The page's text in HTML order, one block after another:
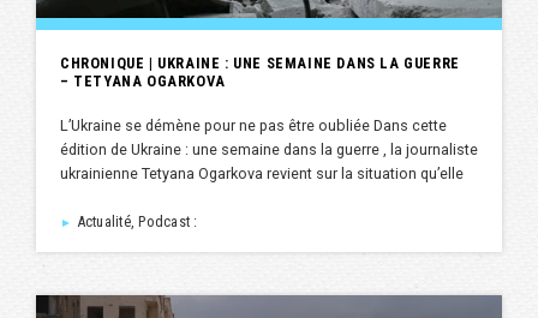
CHRONIQUE | UKRAINE : UNE SEMAINE DANS LA GUERRE
– TETYANA OGARKOVA
L’Ukraine se démène pour ne pas être oubliée Dans cette
édition de Ukraine : une semaine dans la guerre , la journaliste
ukrainienne Tetyana Ogarkova revient sur la situation qu’elle
► Actualité, Podcast :